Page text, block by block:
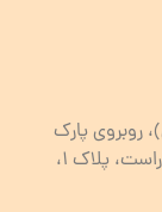
روبروی پارک
خلدبرین ،نبش کوچه ۱۴، اولین ساختمان سمت راست، پلاک 1،